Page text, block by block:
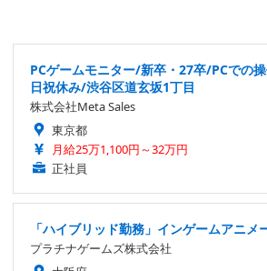
PCゲームモニター/新卒・27卒/PCでの
日祝休み/渋谷区道玄坂1丁目
株式会社Meta Sales
東京都
月給25万1,100円～32万円
正社員
「ハイブリッド勤務」インゲームアニ
プラチナゲームズ株式会社